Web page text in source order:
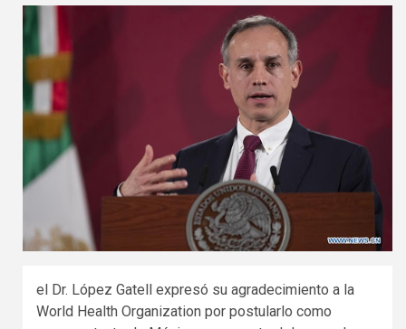
el Dr. López Gatell expresó su agradecimiento a la
World Health Organization por postularlo como